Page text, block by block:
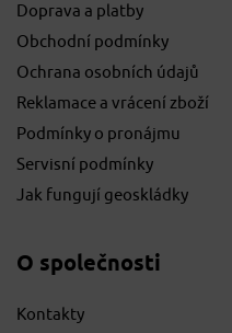
Doprava a platby
Obchodní podmínky
Ochrana osobních údajů
Reklamace a vrácení zboží
Podmínky o pronájmu
Servisní podmínky
Jak fungují geoskládky
O společnosti
Kontakty